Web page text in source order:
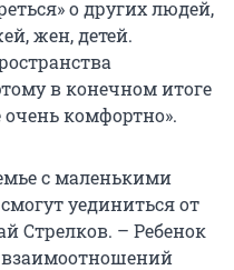
о других людей,
жен, детей.
в конечном итоге
комфортно».
с маленькими
уединиться от
Стрелков. – Ребенок
взаимоотношений